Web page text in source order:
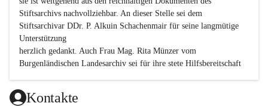
Stiftsarchivs nachvollziehbar. An dieser Stelle sei dem
Stiftsarchivar DDr. P. Alkuin Schachenmair für seine langmütige
Unterstützung
herzlich gedankt. Auch Frau Mag. Rita Münzer vom
Burgenländischen Landesarchiv sei für ihre stete Hilfsbereitschaft
Dank gilt den Textautoren dieser Chronik, dem kleinen
Redaktionsteam, für die gute Zusammenarbeit.
Kontakte